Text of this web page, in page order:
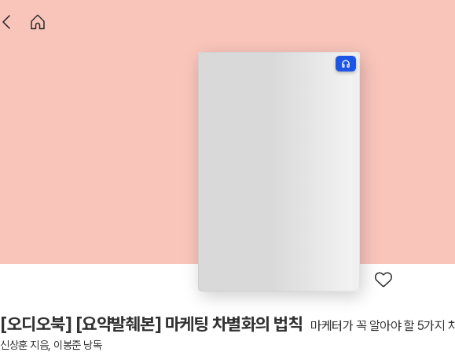
[오디오북] [요약발췌본] 마케팅 차별화의 법칙 마케터가 꼭 알아야 할 5가지
신상훈 지음, 이봉준 낭독